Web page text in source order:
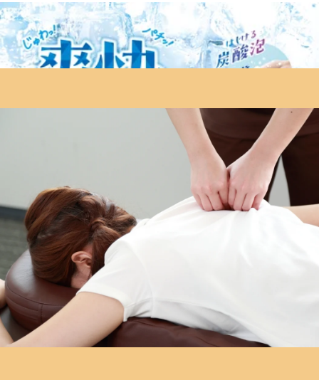
お車の場合は駐車場のご用意がありませんので、近隣のパーキング
をお使いください。
最近のブログ
上石神井駅前店 本日のご案内♪
ご閲覧ありがとうございます!Re.Ra.Ku上石神井駅前店で
す。7月2日（木）空き情報のお知らせです!以下の時間帯に
空きがございます。:10：00-21:30がご案内可能となっており
ます。こんにちは!今日のブログ担当のヨシクニです。雨の
日が続いていますがいかがお過ごしでしょうか。頭がすっき
りする爽快ヘッドスパが夏季限定でご案内しております！！
ぜひお試しください！！！本日はヨシクニ・ジンノ・サタケ
2026.07.02
【販売開始4日間で100万円販売突破】30%OFFのe
ギフトが大好評！
【30%OFF】＼4日で100万円販売突破！／ 大好評につき上限